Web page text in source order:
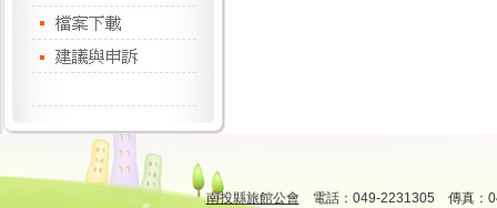
南投縣旅館公會 電話：049-2231305 傳真：